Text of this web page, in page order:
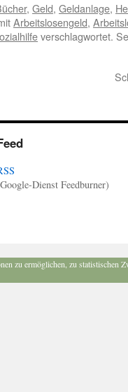
, Geld, Geldanlage,
Arbeitslosengeld,
verschlagwortet.
Dienst Feedburner)
zu ermöglichen, zu